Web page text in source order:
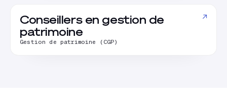
Conseillers en gestion de
patrimoine
Gestion de patrimoine (CGP)
↗